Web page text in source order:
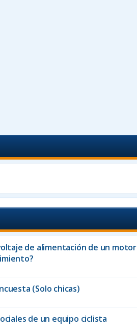
de alimentación de un motor
(Solo chicas)
de un equipo ciclista